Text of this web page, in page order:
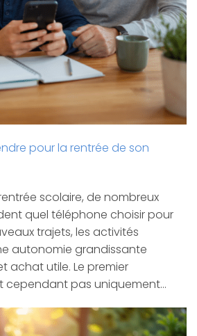
pour la rentrée de son
scolaire, de nombreux
quel téléphone choisir pour
trajets, les activités
autonomie grandissante
achat utile. Le premier
cependant pas uniquement…